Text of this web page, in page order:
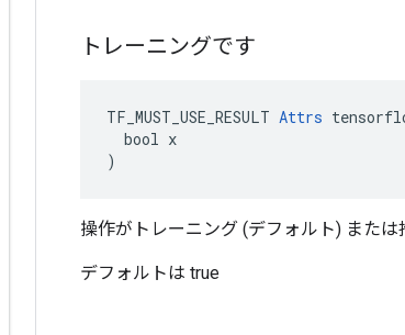
トレーニングです
TF_MUST_USE_RESULT Attrs
  bool x
)
操作がトレーニング (デフォルト) また
デフォルトは true